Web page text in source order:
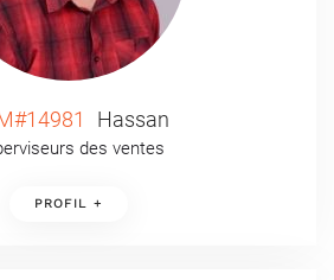
Hassan
des ventes
PROFIL +